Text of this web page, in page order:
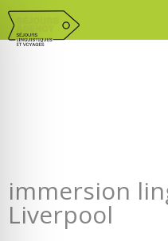
immersion
Liverpool